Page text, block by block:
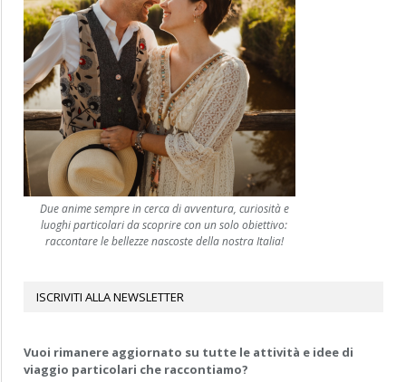
Due anime sempre in cerca di avventura, curiosità e
luoghi particolari da scoprire con un solo obiettivo:
raccontare le bellezze nascoste della nostra Italia!
ISCRIVITI ALLA NEWSLETTER
Vuoi rimanere aggiornato su tutte le attività e idee di
viaggio particolari che raccontiamo?